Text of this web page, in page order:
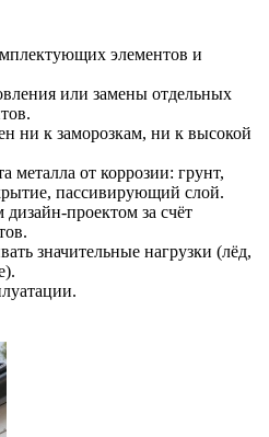
элементов и
или замены отдельных
ни к заморозкам, ни к высокой
металла от коррозии: грунт,
пассивирующий слой.
проектом за счёт
значительные нагрузки (лёд,